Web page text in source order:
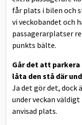
får plats i bilen och
vi veckobandet och
passagerarplatser
punkts bälte.
Går det att
låta den stå där
Ja det gör det,
under veckan väldigt
anvisad plats.